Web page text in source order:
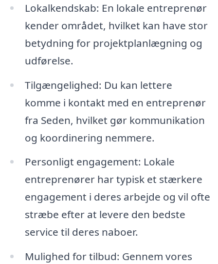
Lokalkendskab: En lokale entreprenør
kender området, hvilket kan have stor
betydning for projektplanlægning og
udførelse.
Tilgængelighed: Du kan lettere
komme i kontakt med en entreprenør
fra Seden, hvilket gør kommunikation
og koordinering nemmere.
Personligt engagement: Lokale
entreprenører har typisk et stærkere
engagement i deres arbejde og vil ofte
stræbe efter at levere den bedste
service til deres naboer.
Mulighed for tilbud: Gennem vores